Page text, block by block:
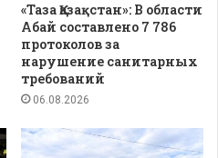
«Таза Қазақстан»: В области
Абай составлено 7 786
протоколов за
нарушение санитарных
требований
06.08.2026